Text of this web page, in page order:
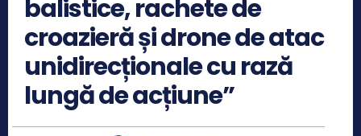
balistice, rachete de
croazieră și drone de atac
unidirecționale cu rază
lungă de acțiune”